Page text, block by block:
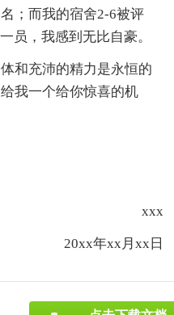
；而我的宿舍2-6被评
员，我感到无比自豪。
和充沛的精力是永恒的
我一个给你惊喜的机
xxx
20xx年xx月xx日